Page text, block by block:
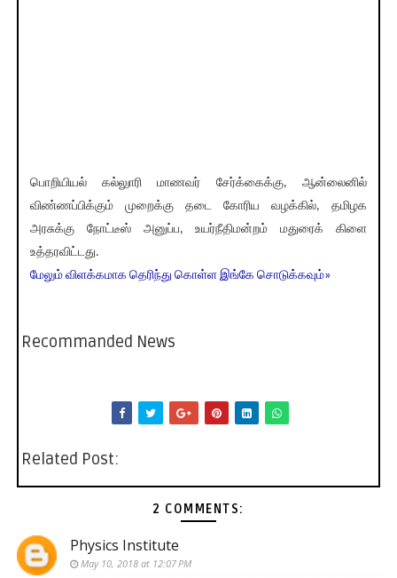
பொறியியல் கல்லுாரி மாணவர் சேர்க்கைக்கு, ஆன்லைனில்
விண்ணப்பிக்கும் முறைக்கு தடை கோரிய வழக்கில், தமிழக
அரசுக்கு நோட்டீஸ் அனுப்ப, உயர்நீதிமன்றம் மதுரைக் கிளை
உத்தரவிட்டது.
மேலும் விளக்கமாக தெரிந்து கொள்ள இங்கே சொடுக்கவும்»
Recommanded News
Related Post:
2 COMMENTS:
Physics Institute
May 10, 2018 at 12:07 PM